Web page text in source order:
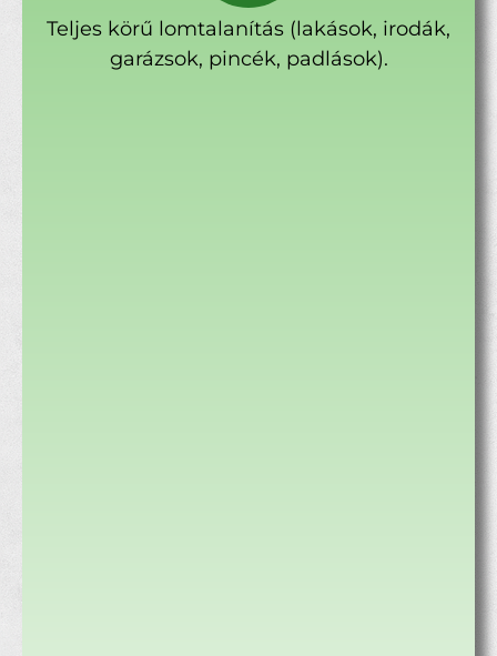
Teljes körű lomtalanítás (lakások, irodák,
garázsok, pincék, padlások).